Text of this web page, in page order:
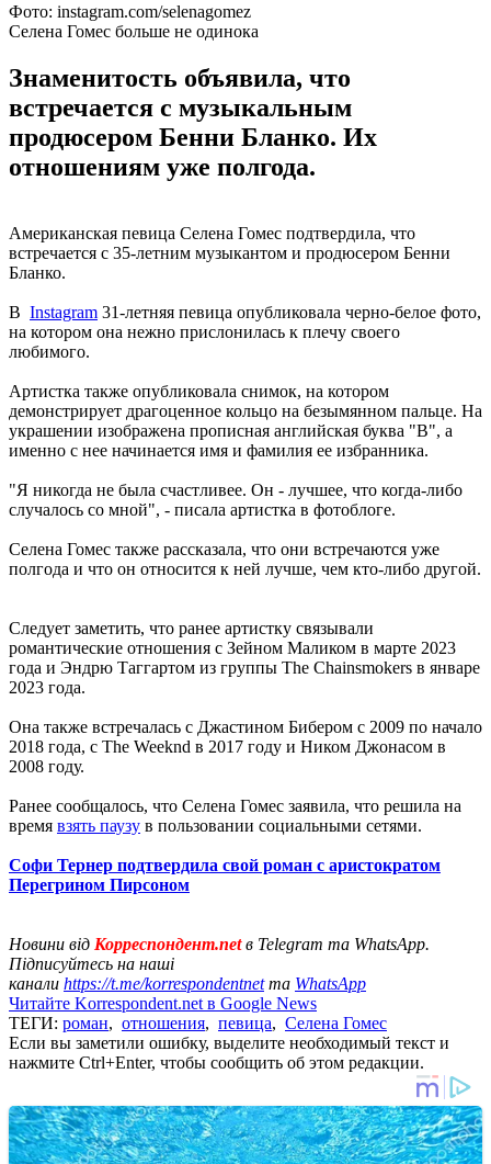
Фото: instagram.com/selenagomez
Селена Гомес больше не одинока
Знаменитость объявила, что
встречается с музыкальным
продюсером Бенни Бланко. Их
отношениям уже полгода.
Американская певица Селена Гомес подтвердила, что
встречается с 35-летним музыкантом и продюсером Бенни
Бланко.
В Instagram 31-летняя певица опубликовала черно-белое фото,
на котором она нежно прислонилась к плечу своего
любимого.
Артистка также опубликовала снимок, на котором
демонстрирует драгоценное кольцо на безымянном пальце. На
украшении изображена прописная английская буква "B", а
именно с нее начинается имя и фамилия ее избранника.
"Я никогда не была счастливее. Он - лучшее, что когда-либо
случалось со мной", - писала артистка в фотоблоге.
Селена Гомес также рассказала, что они встречаются уже
полгода и что он относится к ней лучше, чем кто-либо другой.
Следует заметить, что ранее артистку связывали
романтические отношения с Зейном Маликом в марте 2023
года и Эндрю Таггартом из группы The Chainsmokers в январе
2023 года.
Она также встречалась с Джастином Бибером с 2009 по начало
2018 года, с The Weeknd в 2017 году и Ником Джонасом в
2008 году.
Ранее сообщалось, что Селена Гомес заявила, что решила на
время взять паузу в пользовании социальными сетями.
Софи Тернер подтвердила свой роман с аристократом
Перегрином Пирсоном
Новини від Корреспондент.netв Telegram та WhatsApp.
Підписуйтесь на наші
канали https://t.me/korrespondentnetта WhatsApp
Читайте Korrespondent.net в Google News
ТЕГИ: роман, отношения, певица, Селена Гомес
Если вы заметили ошибку, выделите необходимый текст и
нажмите Ctrl+Enter, чтобы сообщить об этом редакции.